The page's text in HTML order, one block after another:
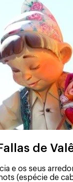
de
e os seus
(espécie de